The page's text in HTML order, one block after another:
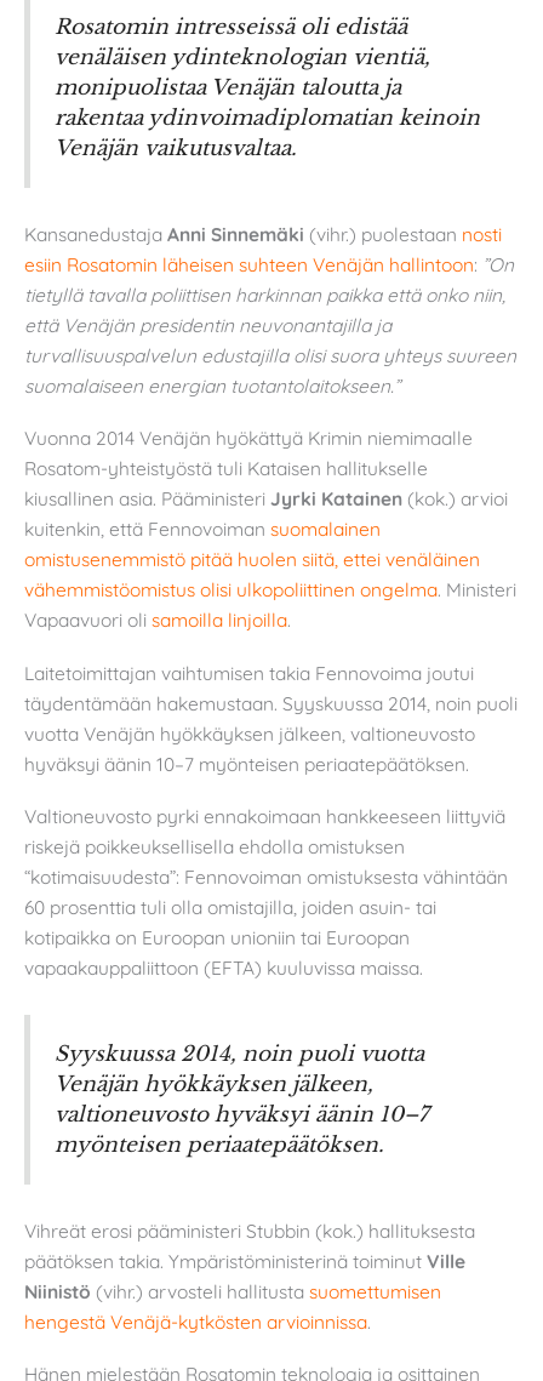
Rosatomin intresseissä oli edistää
venäläisen ydinteknologian vientiä,
monipuolistaa Venäjän taloutta ja
rakentaa ydinvoimadiplomatian keinoin
Venäjän vaikutusvaltaa.
Kansanedustaja Anni Sinnemäki (vihr.) puolestaan nosti
esiin Rosatomin läheisen suhteen Venäjän hallintoon: ”On
tietyllä tavalla poliittisen harkinnan paikka että onko niin,
että Venäjän presidentin neuvonantajilla ja
turvallisuuspalvelun edustajilla olisi suora yhteys suureen
suomalaiseen energian tuotantolaitokseen.”
Vuonna 2014 Venäjän hyökättyä Krimin niemimaalle
Rosatom-yhteistyöstä tuli Kataisen hallitukselle
kiusallinen asia. Pääministeri Jyrki Katainen (kok.) arvioi
kuitenkin, että Fennovoiman suomalainen
omistusenemmistö pitää huolen siitä, ettei venäläinen
vähemmistöomistus olisi ulkopoliittinen ongelma. Ministeri
Vapaavuori oli samoilla linjoilla.
Laitetoimittajan vaihtumisen takia Fennovoima joutui
täydentämään hakemustaan. Syyskuussa 2014, noin puoli
vuotta Venäjän hyökkäyksen jälkeen, valtioneuvosto
hyväksyi äänin 10–7 myönteisen periaatepäätöksen.
Valtioneuvosto pyrki ennakoimaan hankkeeseen liittyviä
riskejä poikkeuksellisella ehdolla omistuksen
“kotimaisuudesta”: Fennovoiman omistuksesta vähintään
60 prosenttia tuli olla omistajilla, joiden asuin- tai
kotipaikka on Euroopan unioniin tai Euroopan
vapaakauppaliittoon (EFTA) kuuluvissa maissa.
Syyskuussa 2014, noin puoli vuotta
Venäjän hyökkäyksen jälkeen,
valtioneuvosto hyväksyi äänin 10–7
myönteisen periaatepäätöksen.
Vihreät erosi pääministeri Stubbin (kok.) hallituksesta
päätöksen takia. Ympäristöministerinä toiminut Ville
Niinistö (vihr.) arvosteli hallitusta suomettumisen
hengestä Venäjä-kytkösten arvioinnissa.
Hänen mielestään Rosatomin teknologia ja osittainen